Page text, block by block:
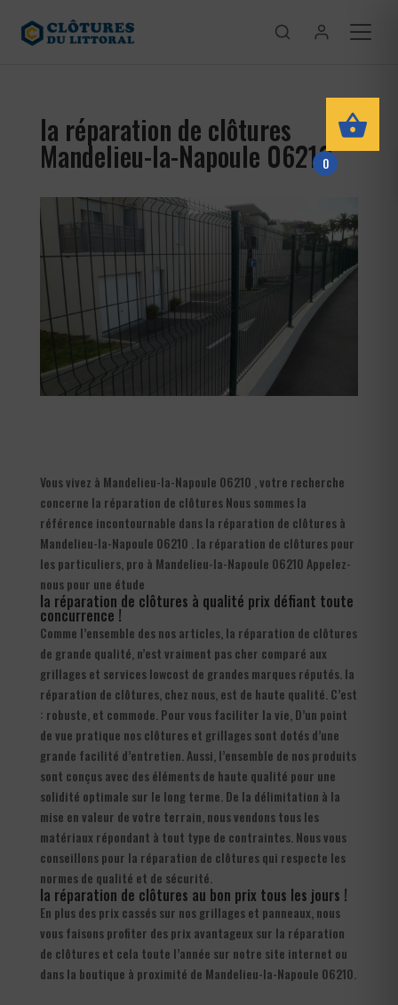
la réparation de clôtures
Mandelieu-la-Napoule 06210
Vous vivez à Mandelieu-la-Napoule 06210 , votre recherche
concerne la réparation de clôtures Nous sommes la
référence incontournable dans la réparation de clôtures à
Mandelieu-la-Napoule 06210 . la réparation de clôtures pour
les particuliers, pro à Mandelieu-la-Napoule 06210 Appelez-
nous pour une étude
la réparation de clôtures à qualité prix défiant toute
concurrence !
Comme l’ensemble des nos articles, la réparation de clôtures
de grande qualité, n’est vraiment pas cher comparé aux
grillages et services lowcost de grandes marques réputés. la
réparation de clôtures, chez nous, est de haute qualité. C’est
: robuste, et commode. Pour vous faciliter la vie, D’un point
de vue pratique nos clôtures et grillages sont dotés d’une
grande facilité d’entretien. Aussi, l’ensemble de nos produits
sont conçus avec des éléments de haute qualité pour une
solidité optimale sur le long terme. De la délimitation à la
mise en valeur de votre terrain, nous vendons tous les
matériaux répondant à tout type de contraintes. Nous vous
conseillons pour la réparation de clôtures qui respecte les
normes de qualité et de sécurité.
la réparation de clôtures au bon prix tous les jours !
En plus des prix cassés sur nos grillages et panneaux, nous
vous faisons profiter des prix avantageux sur la réparation
de clôtures et cela toute l’année sur notre site internet ou
dans la boutique à proximité de Mandelieu-la-Napoule 06210.
0